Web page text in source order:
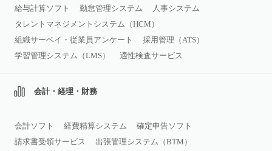
給与計算ソフト 勤怠管理システム
人事システム
タレントマネジメントシステム（HCM）
組織サーベイ・従業員アンケート
採用管理（ATS）
学習管理システム（LMS）
適性検査サービス
会計・経理・財務
会計ソフト 経費精算システム
確定申告ソフト
請求書受領サービス
出張管理システム（BTM）